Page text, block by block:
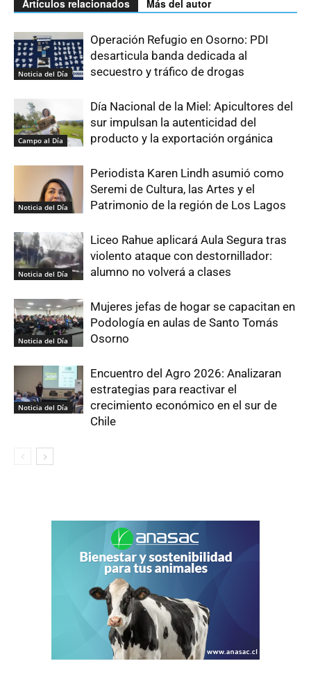
Artículos relacionados Más del autor
Noticia del Día
Operación Refugio en Osorno: PDI
desarticula banda dedicada al
secuestro y tráfico de drogas
Campo al Día
Día Nacional de la Miel: Apicultores del
sur impulsan la autenticidad del
producto y la exportación orgánica
Noticia del Día
Periodista Karen Lindh asumió como
Seremi de Cultura, las Artes y el
Patrimonio de la región de Los Lagos
Noticia del Día
Liceo Rahue aplicará Aula Segura tras
violento ataque con destornillador:
alumno no volverá a clases
Noticia del Día
Mujeres jefas de hogar se capacitan en
Podología en aulas de Santo Tomás
Osorno
Noticia del Día
Encuentro del Agro 2026: Analizaran
estrategias para reactivar el
crecimiento económico en el sur de
Chile